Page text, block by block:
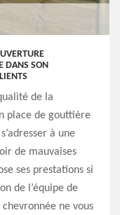
DANS SON
de la
place de gouttière
à une
de mauvaises
ses prestations si
de l’équipe de
ne vous